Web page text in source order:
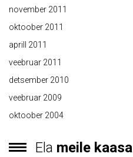
november 2011
oktoober 2011
aprill 2011
veebruar 2011
detsember 2010
veebruar 2009
oktoober 2004
Ela meile kaasa